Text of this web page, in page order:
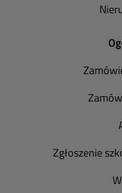
Zgłoszenie